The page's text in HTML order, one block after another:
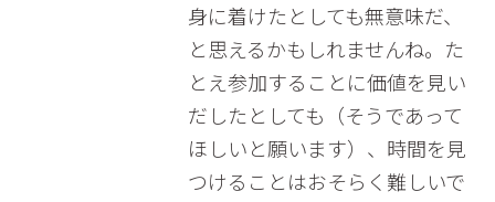
身に着けたとしても無意味だ、
と思えるかもしれませんね。た
とえ参加することに価値を見い
だしたとしても（そうであって
ほしいと願います）、時間を見
つけることはおそらく難しいで